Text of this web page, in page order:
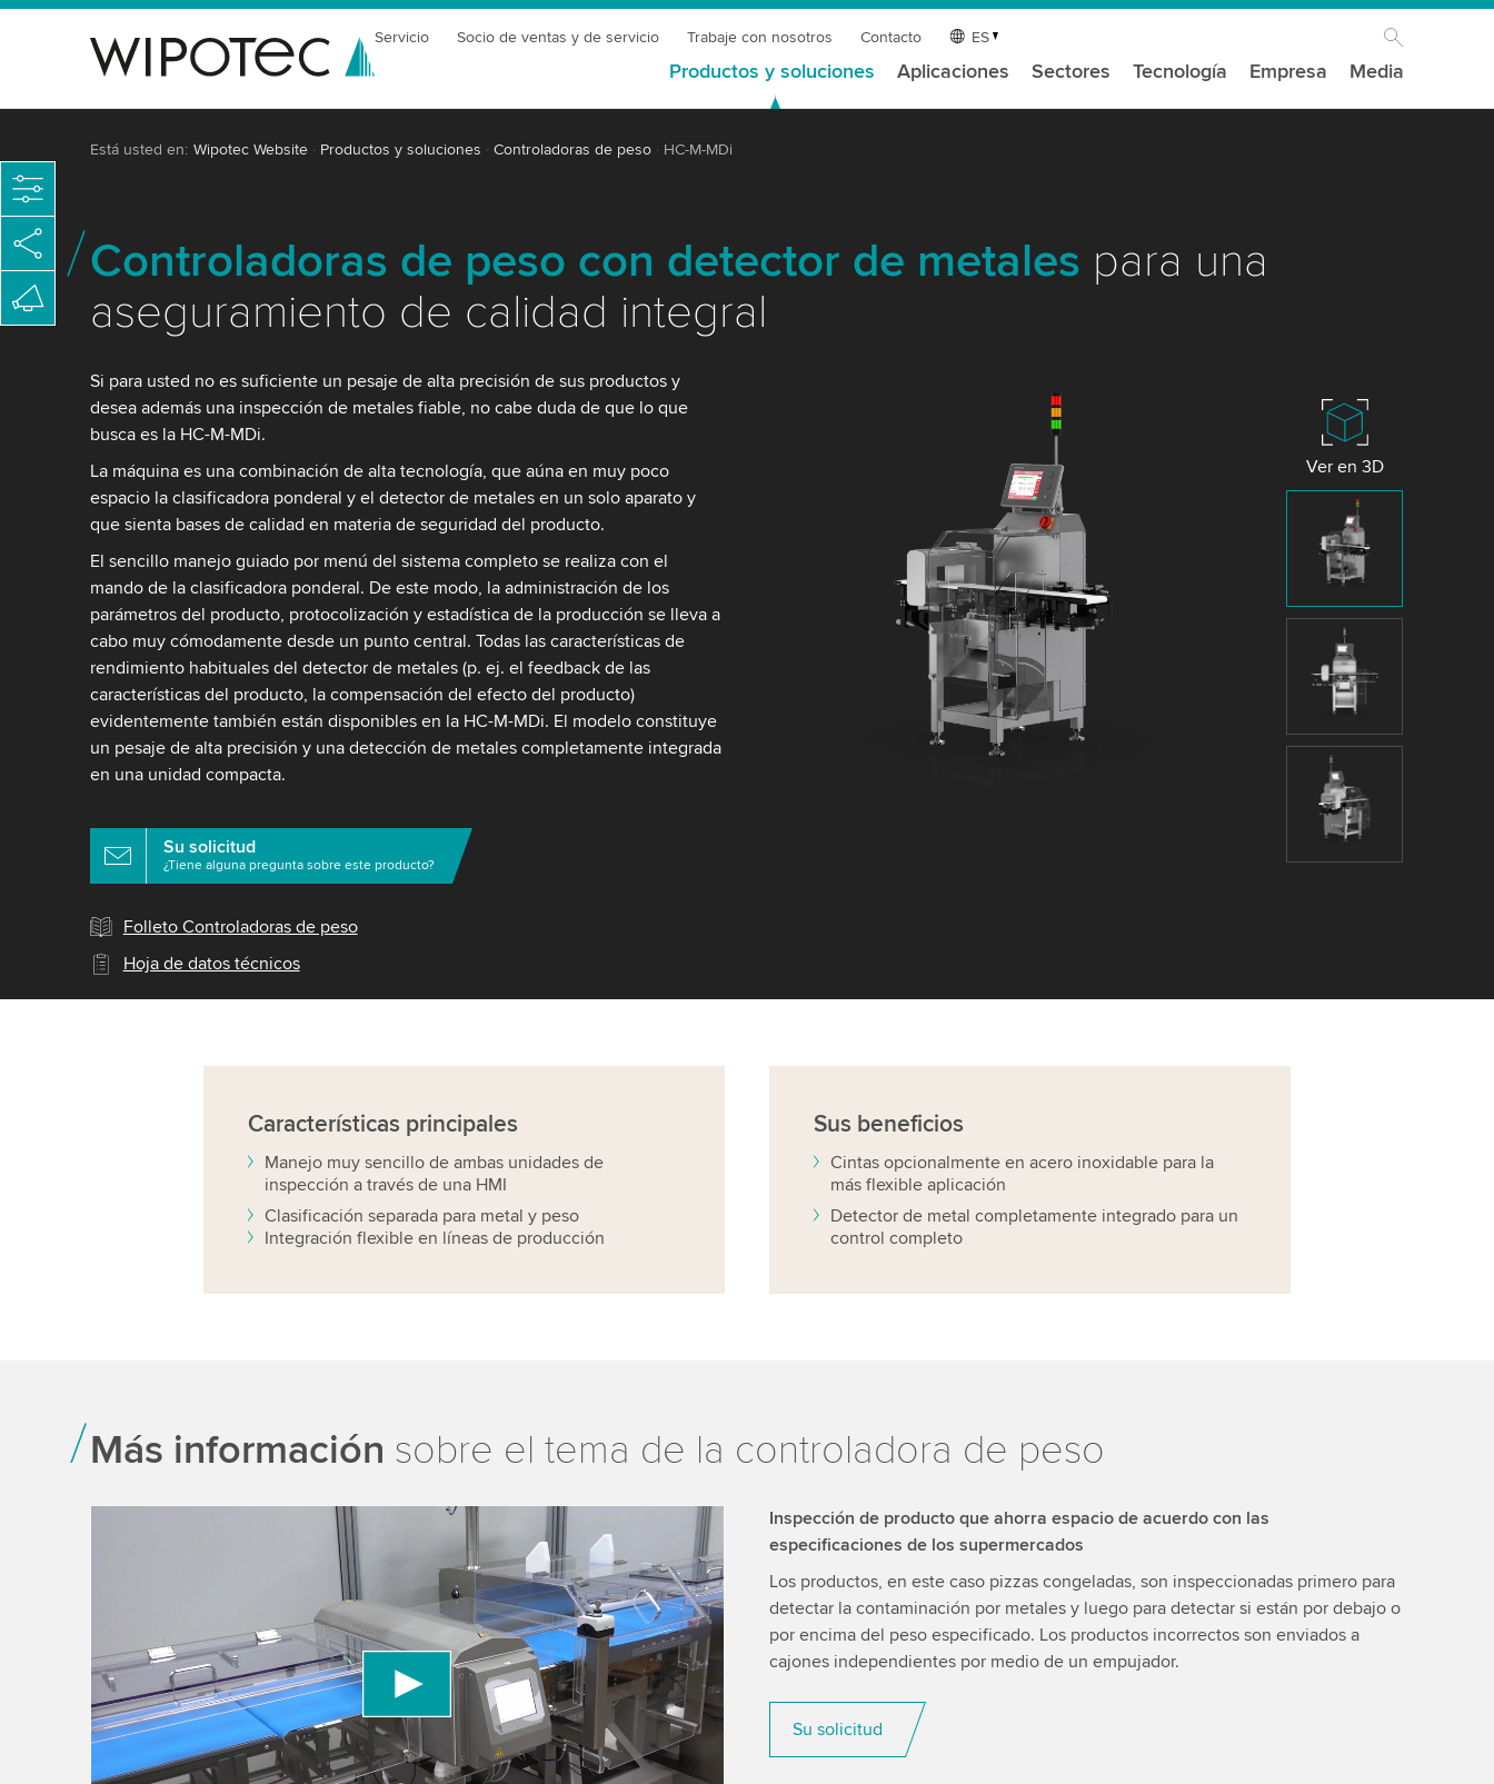
Servicio Socio de ventas y de servicio Trabaje con nosotros Contacto ES
Productos y soluciones Aplicaciones Sectores Tecnología Empresa Media
Está usted en: Wipotec Website Productos y soluciones Controladoras de peso HC-M-MDi
Controladoras de peso con detector de metales para una
aseguramiento de calidad integral
Si para usted no es suficiente un pesaje de alta precisión de sus productos y
desea además una inspección de metales fiable, no cabe duda de que lo que
busca es la HC-M-MDi.
La máquina es una combinación de alta tecnología, que aúna en muy poco
espacio la clasificadora ponderal y el detector de metales en un solo aparato y
que sienta bases de calidad en materia de seguridad del producto.
El sencillo manejo guiado por menú del sistema completo se realiza con el
mando de la clasificadora ponderal. De este modo, la administración de los
parámetros del producto, protocolización y estadística de la producción se lleva a
cabo muy cómodamente desde un punto central. Todas las características de
rendimiento habituales del detector de metales (p. ej. el feedback de las
características del producto, la compensación del efecto del producto)
evidentemente también están disponibles en la HC-M-MDi. El modelo constituye
un pesaje de alta precisión y una detección de metales completamente integrada
en una unidad compacta.
Su solicitud
¿Tiene alguna pregunta sobre este producto?
Folleto Controladoras de peso
Hoja de datos técnicos
Ver en 3D
Características principales
Manejo muy sencillo de ambas unidades de
inspección a través de una HMI
Clasificación separada para metal y peso
Integración flexible en líneas de producción
Sus beneficios
Cintas opcionalmente en acero inoxidable para la
más flexible aplicación
Detector de metal completamente integrado para un
control completo
Más información sobre el tema de la controladora de peso
We need your consent to load the YouTube Video service!
We use a third party service to embed video content that may collect
data about your activity. Please review the details and accept the service
to watch this video.
Accept More information
Inspección de producto que ahorra espacio de acuerdo con las
especificaciones de los supermercados
Los productos, en este caso pizzas congeladas, son inspeccionadas primero para
detectar la contaminación por metales y luego para detectar si están por debajo o
por encima del peso especificado. Los productos incorrectos son enviados a
cajones independientes por medio de un empujador.
Su solicitud